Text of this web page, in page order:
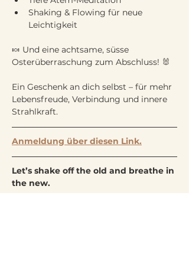
Shaking & Flowing für neue
Leichtigkeit
🍬 Und eine achtsame, süsse
Osterüberraschung zum Abschluss! 🐰
Ein Geschenk an dich selbst – für mehr
Lebensfreude, Verbindung und innere
Strahlkraft.
Anmeldung über diesen Link.
Let’s shake off the old and breathe in
the new.